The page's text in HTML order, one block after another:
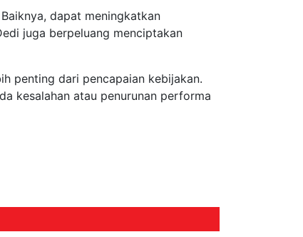
dapat meningkatkan
juga berpeluang menciptakan
penting dari pencapaian kebijakan.
kesalahan atau penurunan performa